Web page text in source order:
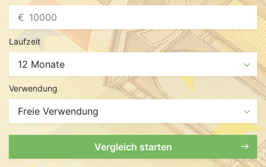
€
Laufzeit
Verwendung
Vergleich starten